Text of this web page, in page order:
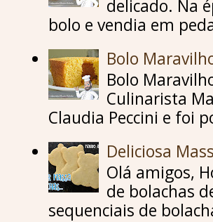
delicado. Na
bolo e vendia em
Bolo
Bolo
Culinarista
Claudia Peccini e foi
Deliciosa
Olá amigos,
de bolachas
sequenciais de